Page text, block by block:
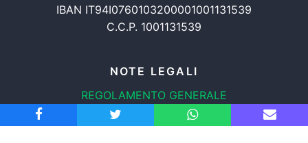
IBAN IT94I0760103200001001131539
C.C.P. 1001131539
NOTE LEGALI
REGOLAMENTO GENERALE
PROTEZIONE DATI
INFORMATIVA COOKIES